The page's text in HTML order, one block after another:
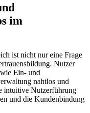
im
ist nicht nur eine Frage
Nutzer
Ein- und
nahtlos und
intuitive Nutzerführung
und die Kundenbindung